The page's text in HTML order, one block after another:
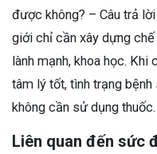
được không? – Câu trả
giới chỉ cần xây dựng
lành mạnh, khoa học.
tâm lý tốt, tình trạng
không cần sử dụng thuốc.
Liên quan đến sức